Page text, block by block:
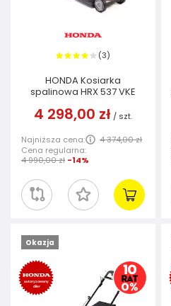
(3)
HONDA Kosiarka
spalinowa HRX 537 VKE
4 298,00 zł / szt.
Najniższa cena:
4 374,00 zł
Cena regularna:
4 990,00 zł -14%
Okazja